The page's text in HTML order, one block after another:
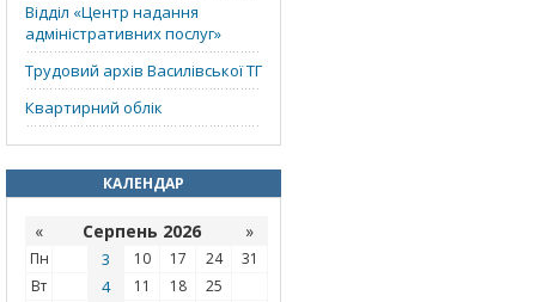
Відділ «‎Центр надання
адміністративних послуг»
Трудовий архів Василівської ТГ
Квартирний облік
КАЛЕНДАР
« Серпень 2026 »
Пн 3 10 17 24
31
Вт
4 11 18
25